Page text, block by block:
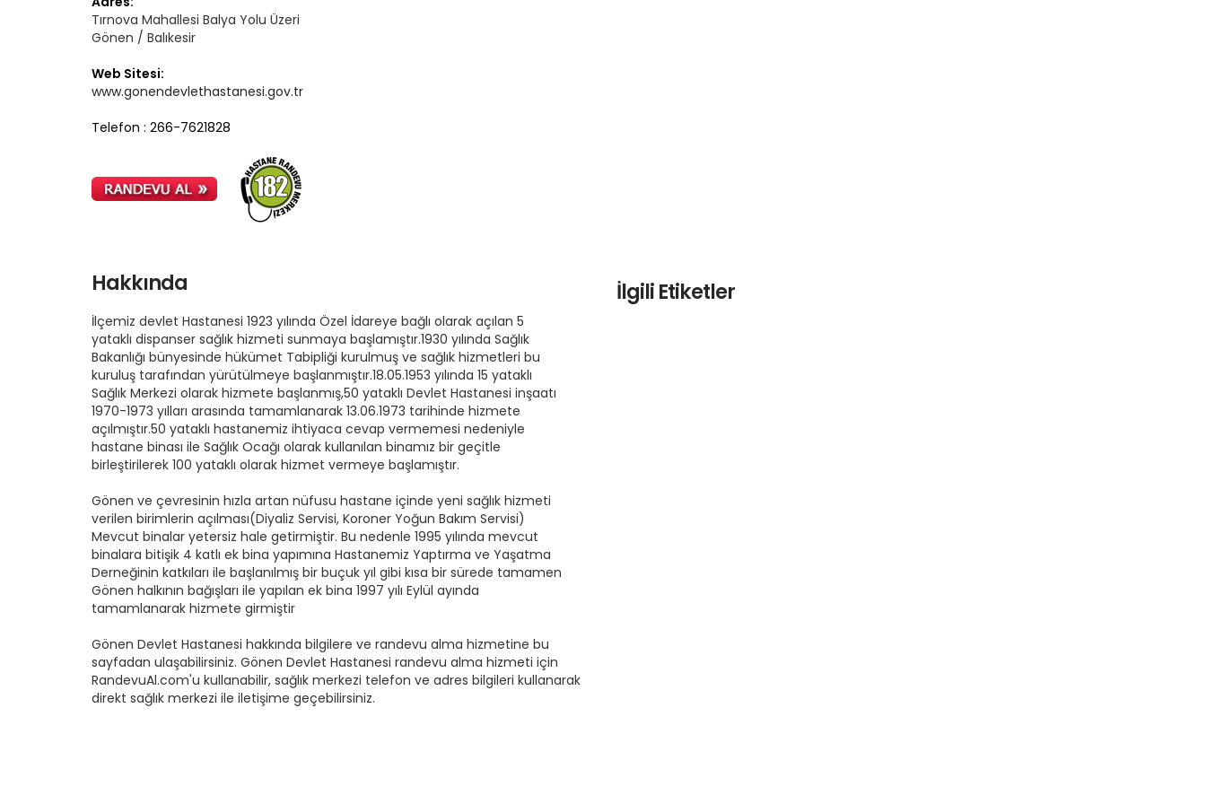
Tırnova Mahallesi Balya Yolu Üzeri
Gönen / Balıkesir
Web Sitesi:
www.gonendevlethastanesi.gov.tr
Telefon : 266-7621828
Hakkında
İlçemiz devlet Hastanesi 1923 yılında Özel İdareye bağlı olarak açılan 5
yataklı dispanser sağlık hizmeti sunmaya başlamıştır.1930 yılında Sağlık
Bakanlığı bünyesinde hükümet Tabipliği kurulmuş ve sağlık hizmetleri bu
kuruluş tarafından yürütülmeye başlanmıştır.18.05.1953 yılında 15 yataklı
Sağlık Merkezi olarak hizmete başlanmış,50 yataklı Devlet Hastanesi inşaatı
1970-1973 yılları arasında tamamlanarak 13.06.1973 tarihinde hizmete
açılmıştır.50 yataklı hastanemiz ihtiyaca cevap vermemesi nedeniyle
hastane binası ile Sağlık Ocağı olarak kullanılan binamız bir geçitle
birleştirilerek 100 yataklı olarak hizmet vermeye başlamıştır.
Gönen ve çevresinin hızla artan nüfusu hastane içinde yeni sağlık hizmeti
verilen birimlerin açılması(Diyaliz Servisi, Koroner Yoğun Bakım Servisi)
Mevcut binalar yetersiz hale getirmiştir. Bu nedenle 1995 yılında mevcut
binalara bitişik 4 katlı ek bina yapımına Hastanemiz Yaptırma ve Yaşatma
Derneğinin katkıları ile başlanılmış bir buçuk yıl gibi kısa bir sürede tamamen
Gönen halkının bağışları ile yapılan ek bina 1997 yılı Eylül ayında
tamamlanarak hizmete girmiştir
Gönen Devlet Hastanesi hakkında bilgilere ve randevu alma hizmetine bu
sayfadan ulaşabilirsiniz. Gönen Devlet Hastanesi randevu alma hizmeti için
RandevuAl.com'u kullanabilir, sağlık merkezi telefon ve adres bilgileri kullanarak
direkt sağlık merkezi ile iletişime geçebilirsiniz.
İlgili Etiketler